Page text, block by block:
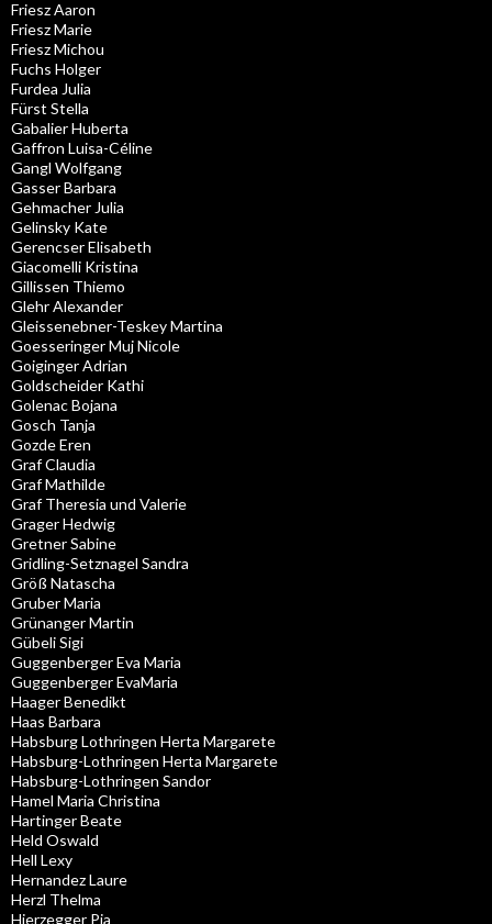
Friesz Aaron
Friesz Marie
Friesz Michou
Fuchs Holger
Furdea Julia
Fürst Stella
Gabalier Huberta
Gaffron Luisa-Céline
Gangl Wolfgang
Gasser Barbara
Gehmacher Julia
Gelinsky Kate
Gerencser Elisabeth
Giacomelli Kristina
Gillissen Thiemo
Glehr Alexander
Gleissenebner-Teskey Martina
Goesseringer Muj Nicole
Goiginger Adrian
Goldscheider Kathi
Golenac Bojana
Gosch Tanja
Gozde Eren
Graf Claudia
Graf Mathilde
Graf Theresia und Valerie
Grager Hedwig
Gretner Sabine
Gridling-Setznagel Sandra
Größ Natascha
Gruber Maria
Grünanger Martin
Gübeli Sigi
Guggenberger Eva Maria
Guggenberger EvaMaria
Haager Benedikt
Haas Barbara
Habsburg Lothringen Herta Margarete
Habsburg-Lothringen Herta Margarete
Habsburg-Lothringen Sandor
Hamel Maria Christina
Hartinger Beate
Held Oswald
Hell Lexy
Hernandez Laure
Herzl Thelma
Hierzegger Pia